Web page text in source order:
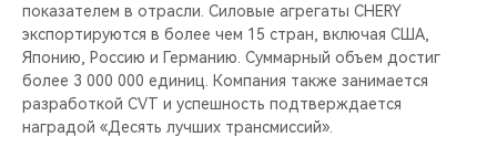
показателем в отрасли. Силовые агрегаты CHERY
экспортируются в более чем 15 стран, включая США,
Японию, Россию и Германию. Суммарный объем достиг
более 3 000 000 единиц. Компания также занимается
разработкой CVT и успешность подтверждается
наградой «Десять лучших трансмиссий».